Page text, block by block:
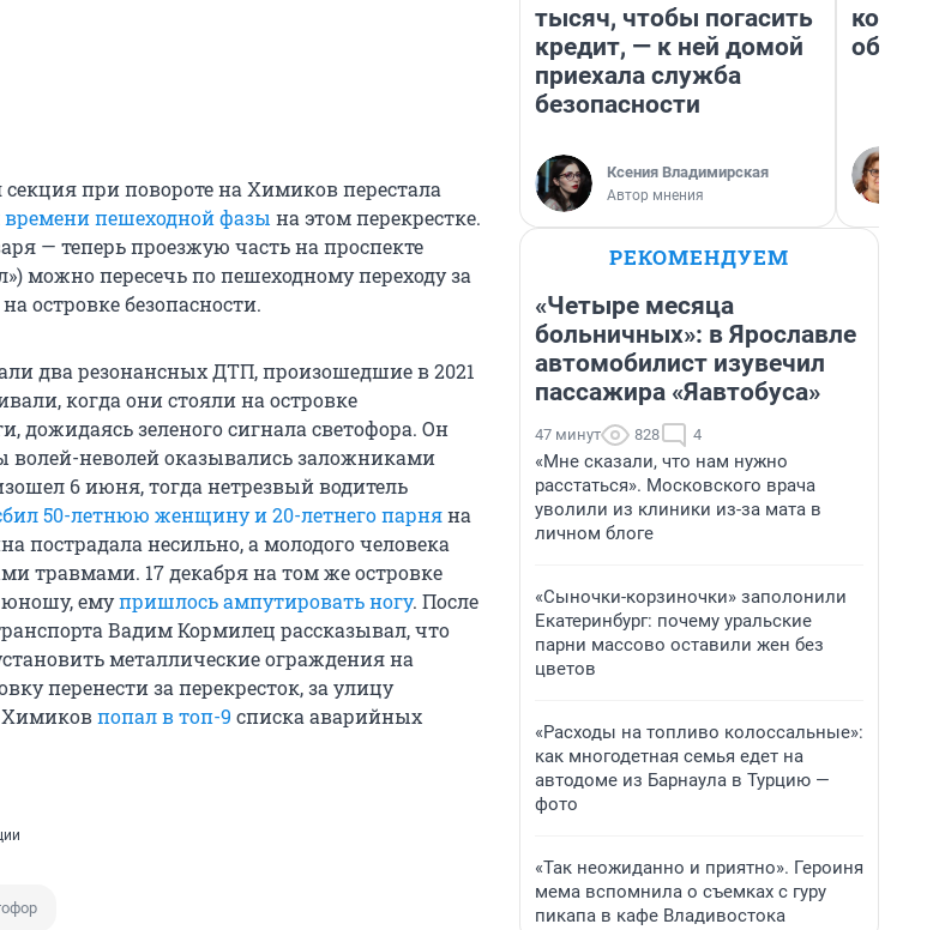
при повороте на Химиков перестала
пешеходной фазы на этом перекрестке.
— теперь проезжую часть на проспекте
можно пересечь по пешеходному переходу за
островке безопасности.
два резонансных ДТП, произошедшие в 2021
когда они стояли на островке
дожидаясь зеленого сигнала светофора. Он
волей-неволей оказывались заложниками
6 июня, тогда нетрезвый водитель
50-летнюю женщину и 20-летнего парняна
пострадала несильно, а молодого человека
травмами. 17 декабря на том же островке
юношу, емупришлось ампутировать ногу. После
Вадим Кормилец рассказывал, что
металлические ограждения на
перенести за перекресток, за улицу
Химиковпопал в топ-9 списка аварийных
тысяч, чтобы погасить
кредит, — к ней домой
приехала служба
безопасности
Ксения Владимирская
Автор мнения
РЕКОМЕНДУЕМ
«Четыре месяца
больничных»: в Ярославле
автомобилист изувечил
пассажира «Яавтобуса»
47 минут 828 4
«Мне сказали, что нам нужно
расстаться». Московского врача
уволили из клиники из-за мата в
личном блоге
«Сыночки-корзиночки» заполонили
Екатеринбург: почему уральские
парни массово оставили жен без
цветов
«Расходы на топливо колоссальные»:
как многодетная семья едет на
автодоме из Барнаула в Турцию —
фото
«Так неожиданно и приятно». Героиня
мема вспомнила о съемках с гуру
пикапа в кафе Владивостока